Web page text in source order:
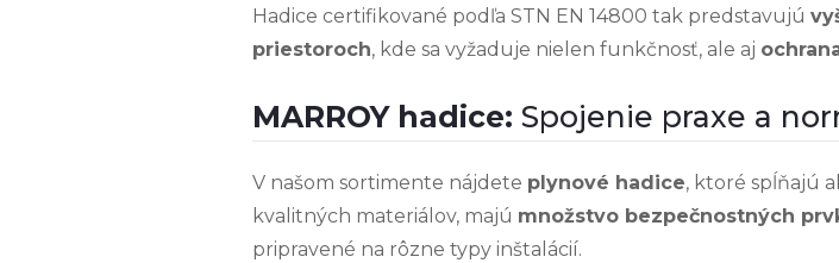
Hadice certifikované podľa STN EN 14800 tak predstavujú
priestoroch, kde sa vyžaduje nielen funkčnosť, ale aj
MARROY hadice: Spojenie praxe a
V našom sortimente nájdete plynové hadice, ktoré spĺňajú
kvalitných materiálov, majú množstvo bezpečnostných
pripravené na rôzne typy inštalácií.